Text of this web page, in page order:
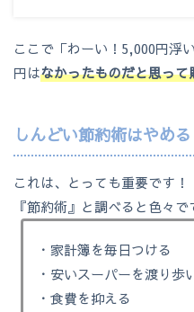
ここで「わーい！5,000円浮
円はなかったものだと思って
しんどい節約術はやめる
これは、とっても重要です！
『節約術』と調べると色々で
・家計簿を毎日つける
・安いスーパーを渡り歩
・食費を抑える